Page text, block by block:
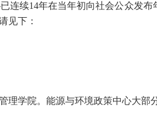
已连续14年在当年初向社会公众发布
见下 ：
理学院。能源与环境政策中心大部